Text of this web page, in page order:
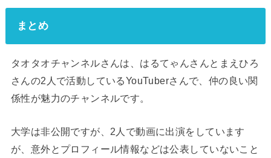
まとめ
タオタオチャンネルさんは、はるてゃんさんとまえひろ
さんの2人で活動しているYouTuberさんで、仲の良い関
係性が魅力のチャンネルです。
大学は非公開ですが、2人で動画に出演をしています
が、意外とプロフィール情報などは公表していないこと